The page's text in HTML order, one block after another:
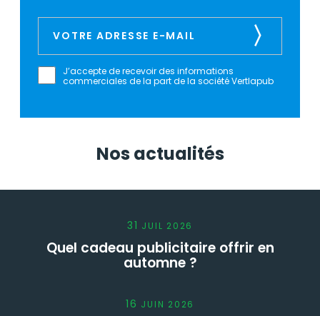
J’accepte de recevoir des informations
commerciales de la part de la société Vertlapub
Nos actualités
31 JUIL 2026
Quel cadeau publicitaire offrir en
automne ?
16 JUIN 2026